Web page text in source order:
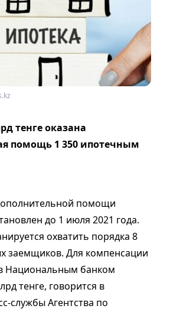
тенге оказана
помощь 1 350 ипотечным
помощи
до 1 июля 2021 года.
охватить порядка 8
заемщиков. Для компенсации
Национальным банком
тенге, говорится в
службы Агентства по